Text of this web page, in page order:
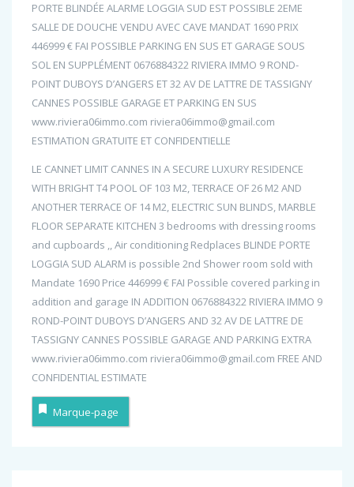
PORTE BLINDÉE ALARME LOGGIA SUD EST POSSIBLE 2EME
SALLE DE DOUCHE VENDU AVEC CAVE MANDAT 1690 PRIX
446999 € FAI POSSIBLE PARKING EN SUS ET GARAGE SOUS
SOL EN SUPPLÉMENT 0676884322 RIVIERA IMMO 9 ROND-
POINT DUBOYS D’ANGERS ET 32 AV DE LATTRE DE TASSIGNY
CANNES POSSIBLE GARAGE ET PARKING EN SUS
www.riviera06immo.com riviera06immo@gmail.com
ESTIMATION GRATUITE ET CONFIDENTIELLE
LE CANNET LIMIT CANNES IN A SECURE LUXURY RESIDENCE
WITH BRIGHT T4 POOL OF 103 M2, TERRACE OF 26 M2 AND
ANOTHER TERRACE OF 14 M2, ELECTRIC SUN BLINDS, MARBLE
FLOOR SEPARATE KITCHEN 3 bedrooms with dressing rooms
and cupboards ,, Air conditioning Redplaces BLINDE PORTE
LOGGIA SUD ALARM is possible 2nd Shower room sold with
Mandate 1690 Price 446999 € FAI Possible covered parking in
addition and garage IN ADDITION 0676884322 RIVIERA IMMO 9
ROND-POINT DUBOYS D’ANGERS AND 32 AV DE LATTRE DE
TASSIGNY CANNES POSSIBLE GARAGE AND PARKING EXTRA
www.riviera06immo.com riviera06immo@gmail.com FREE AND
CONFIDENTIAL ESTIMATE
Marque-page